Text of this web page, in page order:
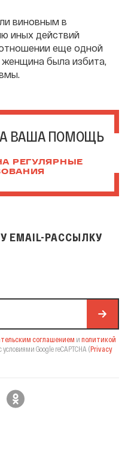
виновным в
иных действий
еще одной
была избита,
ВАША ПОМОЩЬ
РЕГУЛЯРНЫЕ
РАССЫЛКУ
соглашением и политикой
условиями Google reCAPTCHA (Privacy